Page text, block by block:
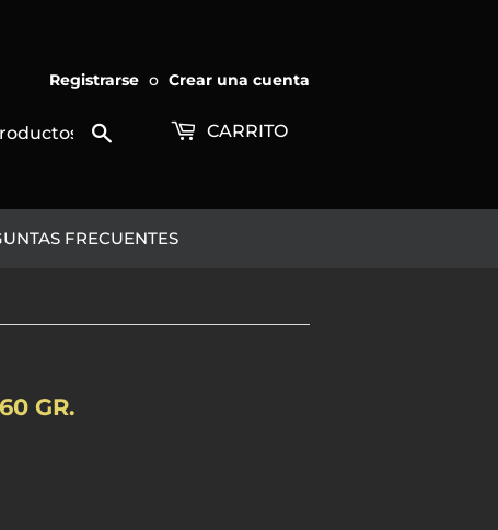
Registrarse o Crear una cuenta
Buscar CARRITO
FRECUENTES
GR.